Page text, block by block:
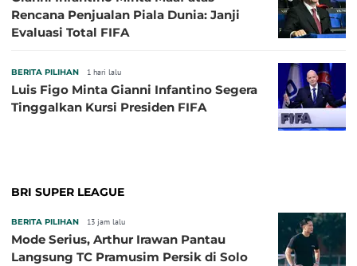
Rencana Penjualan Piala Dunia: Janji
Evaluasi Total FIFA
BERITA PILIHAN 1 hari lalu
Luis Figo Minta Gianni Infantino Segera
Tinggalkan Kursi Presiden FIFA
BRI SUPER LEAGUE
BERITA PILIHAN 13 jam lalu
Mode Serius, Arthur Irawan Pantau
Langsung TC Pramusim Persik di Solo